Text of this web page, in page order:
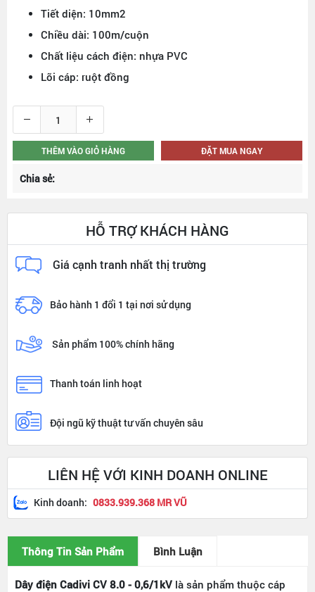
Tiết diện: 10mm2
Chiều dài: 100m/cuộn
Chất liệu cách điện: nhựa PVC
Lõi cáp: ruột đồng
THÊM VÀO GIỎ HÀNG ĐẶT MUA NGAY
Chia sẻ:
HỖ TRỢ KHÁCH HÀNG
Giá cạnh tranh nhất thị trường
Bảo hành 1 đổi 1 tại nơi sử dụng
Sản phẩm 100% chính hãng
Thanh toán linh hoạt
Đội ngũ kỹ thuật tư vấn chuyên sâu
LIÊN HỆ VỚI KINH DOANH ONLINE
Kinh doanh: 0833.939.368 MR VŨ
Thông Tin Sản Phẩm Bình Luận
Dây điện Cadivi CV 8.0 - 0,6/1kV là sản phẩm thuộc cáp